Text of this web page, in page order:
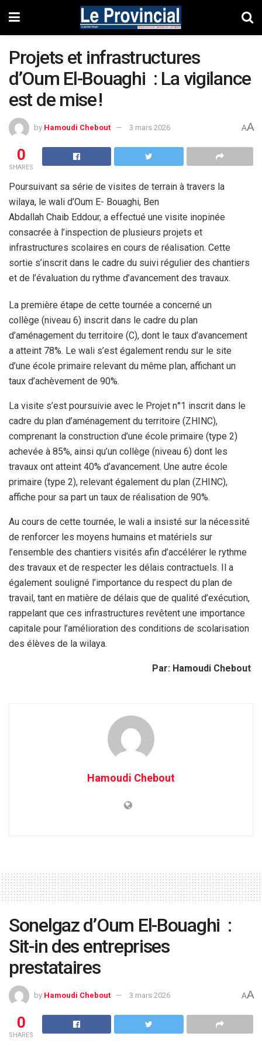
Projets et infrastructures
d’Oum El-Bouaghi : La vigilance
est de mise !
by Hamoudi Chebout 3 mars 2026 AA
0
SHARES
Poursuivant sa série de visites de terrain à travers la
wilaya, le wali d’Oum E- Bouaghi, Ben
Abdallah Chaib Eddour, a effectué une visite inopinée
consacrée à l’inspection de plusieurs projets et
infrastructures scolaires en cours de réalisation. Cette
sortie s’inscrit dans le cadre du suivi régulier des chantiers
et de l’évaluation du rythme d’avancement des travaux.
La première étape de cette tournée a concerné un
collège (niveau 6) inscrit dans le cadre du plan
d’aménagement du territoire (C), dont le taux d’avancement
a atteint 78%. Le wali s’est également rendu sur le site
d’une école primaire relevant du même plan, affichant un
taux d’achèvement de 90%.
La visite s’est poursuivie avec le Projet n°1 inscrit dans le
cadre du plan d’aménagement du territoire (ZHINC),
comprenant la construction d’une école primaire (type 2)
achevée à 85%, ainsi qu’un collège (niveau 6) dont les
travaux ont atteint 40% d’avancement. Une autre école
primaire (type 2), relevant également du plan (ZHINC),
affiche pour sa part un taux de réalisation de 90%.
Au cours de cette tournée, le wali a insisté sur la nécessité
de renforcer les moyens humains et matériels sur
l’ensemble des chantiers visités afin d’accélérer le rythme
des travaux et de respecter les délais contractuels. Il a
également souligné l’importance du respect du plan de
travail, tant en matière de délais que de qualité d’exécution,
rappelant que ces infrastructures revêtent une importance
capitale pour l’amélioration des conditions de scolarisation
des élèves de la wilaya.
Par: Hamoudi Chebout
Hamoudi Chebout
Sonelgaz d’Oum El-Bouaghi :
Sit-in des entreprises
prestataires
by Hamoudi Chebout 3 mars 2026 AA
0
SHARES